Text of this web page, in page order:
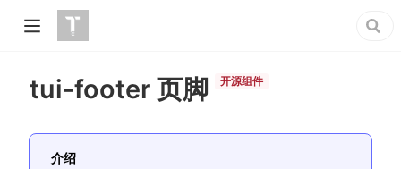
tui-footer 页脚 开源组件
介绍